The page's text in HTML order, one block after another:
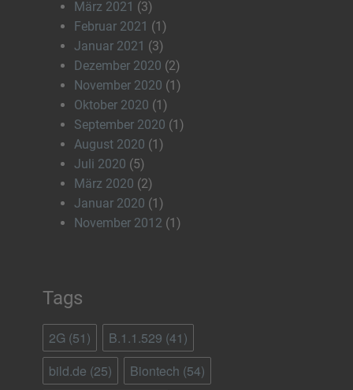
März 2021 (3)
Februar 2021 (1)
Januar 2021 (3)
Dezember 2020 (2)
November 2020 (1)
Oktober 2020 (1)
September 2020 (1)
August 2020 (1)
Juli 2020 (5)
März 2020 (2)
Januar 2020 (1)
November 2012 (1)
Tags
2G (51) B.1.1.529 (41)
bild.de (25) Biontech (54)